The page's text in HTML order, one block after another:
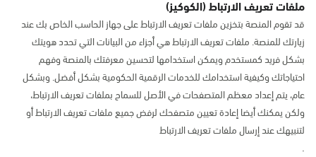
ملفات تعريف الارتباط (الكوكيز)
قد تقوم المنصة بتخزين ملفات تعريف الارتباط على جهاز الحاسب الخاص بك عند
زيارتك للمنصة. ملفات تعريف الارتباط هي أجزاء من البيانات التي تحدد هويتك
بشكل فريد كمستخدم ويمكن استخدامها لتحسين معرفتك بالمنصة وفهم
احتياجاتك وكيفية استخدامك للخدمات الرقمية الحكومية بشكل أفضل. وبشكل
عام، يتم إعداد معظم المتصفحات في الأصل للسماح بملفات تعريف الارتباط،
ولكن يمكنك أيضا إعادة تعيين متصفحك لرفض جميع ملفات تعريف الارتباط أو
لتنبيهك عند إرسال ملفات تعريف الارتباط
.